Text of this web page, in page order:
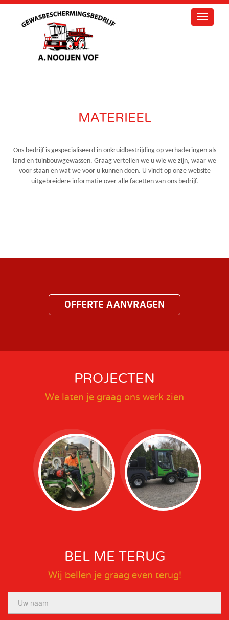
Toggle
MATERIEEL
Ons bedrijf is gespecialiseerd in onkruidbestrijding op verhaderingen als
land en tuinbouwgewassen. Graag vertellen we u wie we zijn, waar we
voor staan en wat we voor u kunnen doen. U vindt op onze website
uitgebreidere informatie over alle facetten van ons bedrijf.
OFFERTE AANVRAGEN
PROJECTEN
We laten je graag ons werk zien
BEL ME TERUG
Wij bellen je graag even terug!